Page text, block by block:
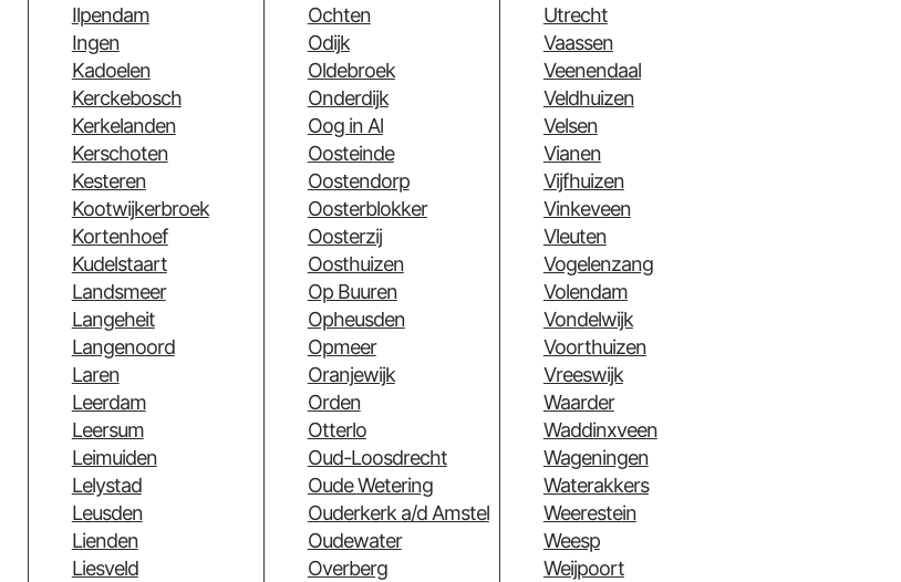
Ilpendam
Ingen
Kadoelen
Kerckebosch
Kerkelanden
Kerschoten
Kesteren
Kootwijkerbroek
Kortenhoef
Kudelstaart
Landsmeer
Langeheit
Langenoord
Laren
Leerdam
Leersum
Leimuiden
Lelystad
Leusden
Lienden
Liesveld
Ochten
Odijk
Oldebroek
Onderdijk
Oog in Al
Oosteinde
Oostendorp
Oosterblokker
Oosterzij
Oosthuizen
Op Buuren
Opheusden
Opmeer
Oranjewijk
Orden
Otterlo
Oud-Loosdrecht
Oude Wetering
Ouderkerk a/d Amstel
Oudewater
Overberg
Utrecht
Vaassen
Veenendaal
Veldhuizen
Velsen
Vianen
Vijfhuizen
Vinkeveen
Vleuten
Vogelenzang
Volendam
Vondelwijk
Voorthuizen
Vreeswijk
Waarder
Waddinxveen
Wageningen
Waterakkers
Weerestein
Weesp
Weijpoort